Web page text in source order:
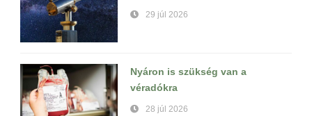
29 júl 2026
Nyáron is szükség van a
véradókra
28 júl 2026